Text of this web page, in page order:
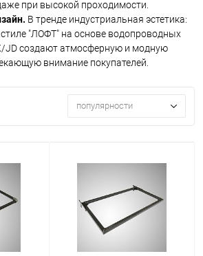
при высокой проходимости.
В тренде индустриальная эстетика:
"ЛОФТ" на основе водопроводных
JD создают атмосферную и модную
внимание покупателей.
популярности